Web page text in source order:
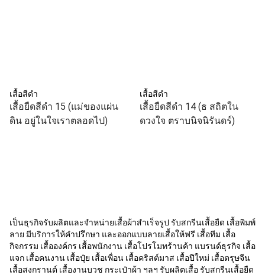
เสื้อสีดำ
เสื้อยืดสีดำ 15 (แม่ของแผ่น
ดิน อยู่ในใจเราตลอดไป)
เสื้อสีดำ
เสื้อยืดสีดำ 14 (ธ สถิตใน
ดวงใจ ตราบนิจนิรันดร์)
เป็นธุรกิจรับผลิตและจำหน่ายเสื้อผ้าสำเร็จรูป รับสกรีนเสื้อยืด เสื้อพิมพ์
ลาย มีบริการให้คำปรึกษา และออกแบบลายเสื้อให้ฟรี เสื้อทีม เสื้อ
กิจกรรม เสื้อองค์กร เสื้อพนักงาน เสื้อโปรโมทร้านค้า แบรนด์ธุรกิจ เสื้อ
แจก เสื้อคนงาน เสื้อปุ๋ย เสื้อเพื่อน เสื้อคริสต์มาส เสื้อปีใหม่ เสื้อตรุษจีน
เสื้อสงกรานต์ เสื้องานบวช กระเป๋าผ้า ฯลฯ รับผลิตเสื้อ รับสกรีนเสื้อยืด